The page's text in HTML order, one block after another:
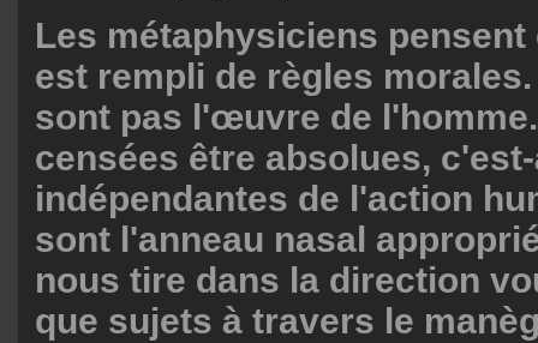
Les métaphysiciens
est rempli de règles
sont pas l'œuvre de
censées être absolues,
indépendantes de l'action
sont l'anneau nasal
nous tire dans la direction
que sujets à travers le